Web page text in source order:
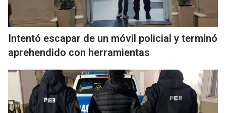
Intentó escapar de un móvil policial y terminó
aprehendido con herramientas